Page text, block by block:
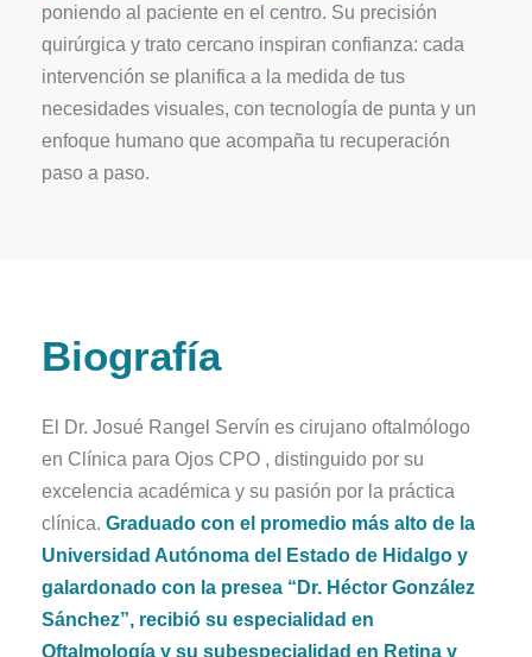
poniendo al paciente en el centro. Su precisión
quirúrgica y trato cercano inspiran confianza: cada
intervención se planifica a la medida de tus
necesidades visuales, con tecnología de punta y un
enfoque humano que acompaña tu recuperación
paso a paso.
Biografía
El Dr. Josué Rangel Servín es cirujano oftalmólogo
en Clínica para Ojos CPO , distinguido por su
excelencia académica y su pasión por la práctica
clínica. Graduado con el promedio más alto de la
Universidad Autónoma del Estado de Hidalgo y
galardonado con la presea “Dr. Héctor González
Sánchez”, recibió su especialidad en
Oftalmología y su subespecialidad en Retina y